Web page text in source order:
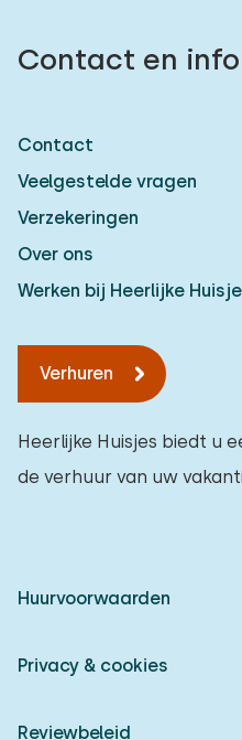
Contact en
Contact
Veelgestelde vragen
Verzekeringen
Over ons
Werken bij Heerlijke
Verhuren
Heerlijke Huisjes biedt u
de verhuur van uw
Huurvoorwaarden
Privacy & cookies
Reviewbeleid